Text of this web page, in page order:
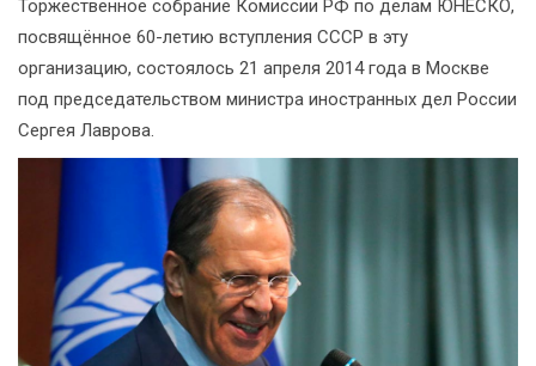
Торжественное собрание Комиссии РФ по делам ЮНЕСКО,
посвящённое 60-летию вступления СССР в эту
организацию, состоялось 21 апреля 2014 года в Москве
под председательством министра иностранных дел России
Сергея Лаврова.